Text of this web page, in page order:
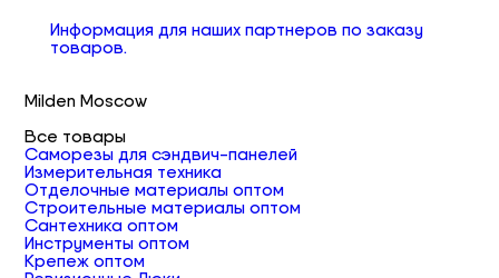
Информация для наших партнеров по заказу
товаров.
Milden Moscow
Все товары
Саморезы для сэндвич-панелей
Измерительная техника
Отделочные материалы оптом
Строительные материалы оптом
Сантехника оптом
Инструменты оптом
Крепеж оптом